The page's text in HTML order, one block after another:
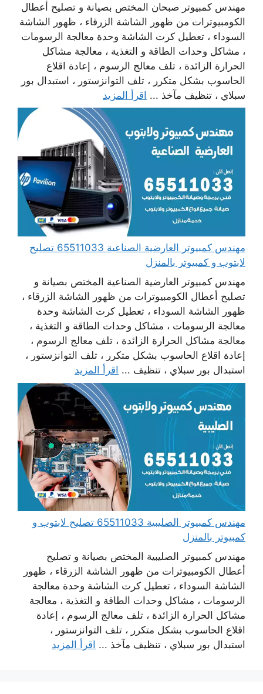
مهندس كمبيوتر صبحان المختص بصيانة و تصليح أعطال
الكومبيوترات من ظهور الشاشة الزرقاء ، ظهور الشاشة
السوداء ، تعطيل كرت الشاشة وحدة معالجة الرسومات
، مشاكل وحدات الطاقة و التغذية ، معالجة مشاكل
الحرارة الزائدة ، تلف معالج الرسوم ، إعادة اقلاع
الحاسوب بشكل متكرر ، تلف التوانزستور ، استبدال بور
سبلاي ، تنظيف مآخذ ... اقرأ المزيد
مهندس كمبيوتر العارضية الصناعية 65511033 تصليح
لابتوب و كمبيوتر بالمنزل
مهندس كمبيوتر العارضية الصناعية المختص بصيانة و
تصليح أعطال الكومبيوترات من ظهور الشاشة الزرقاء ،
ظهور الشاشة السوداء ، تعطيل كرت الشاشة وحدة
معالجة الرسومات ، مشاكل وحدات الطاقة و التغذية ،
معالجة مشاكل الحرارة الزائدة ، تلف معالج الرسوم ،
إعادة اقلاع الحاسوب بشكل متكرر ، تلف التوانزستور ،
استبدال بور سبلاي ، تنظيف ... اقرأ المزيد
مهندس كمبيوتر الصليبية 65511033 تصليح لابتوب و
كمبيوتر بالمنزل
مهندس كمبيوتر الصليبية المختص بصيانة و تصليح
أعطال الكومبيوترات من ظهور الشاشة الزرقاء ، ظهور
الشاشة السوداء ، تعطيل كرت الشاشة وحدة معالجة
الرسومات ، مشاكل وحدات الطاقة و التغذية ، معالجة
مشاكل الحرارة الزائدة ، تلف معالج الرسوم ، إعادة
اقلاع الحاسوب بشكل متكرر ، تلف التوانزستور ،
استبدال بور سبلاي ، تنظيف مآخذ ... اقرأ المزيد